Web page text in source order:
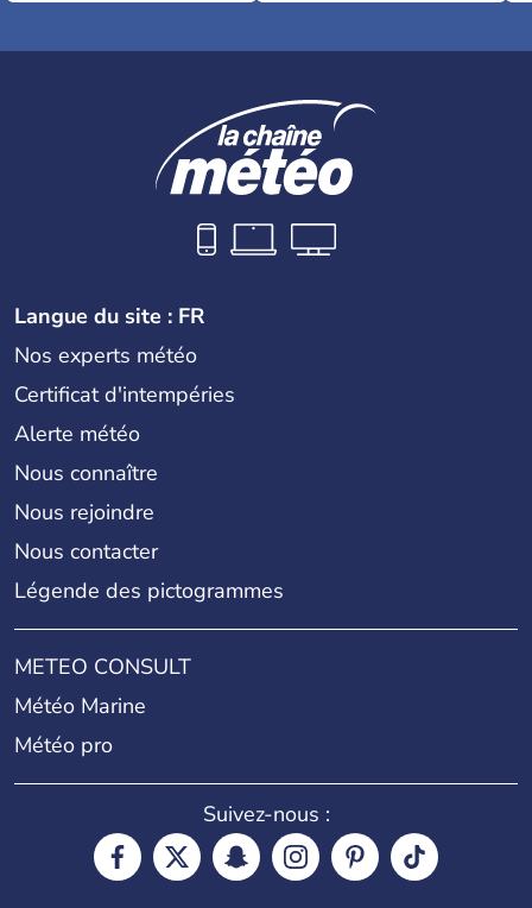
Plage du Cap Léoube
Plage pour les chiens
Langue du site : FR
Nos experts météo
Certificat d'intempéries
Alerte météo
Nous connaître
Nous rejoindre
Nous contacter
Légende des pictogrammes
METEO CONSULT
Météo Marine
Météo pro
Suivez-nous :